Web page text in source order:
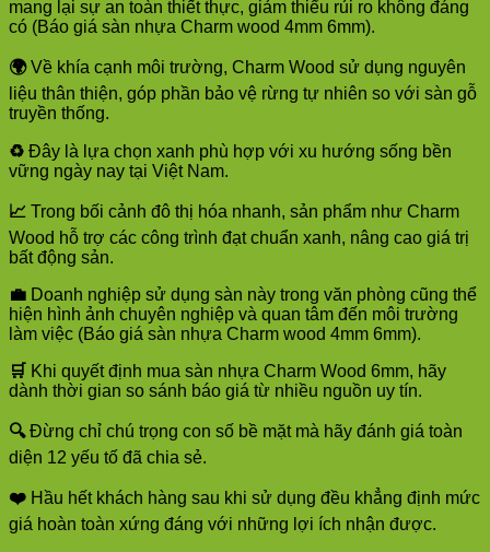
mang lại sự an toàn thiết thực, giảm thiểu rủi ro không đáng
có (Báo giá sàn nhựa Charm wood 4mm 6mm).
🌍Về khía cạnh môi trường, Charm Wood sử dụng nguyên
liệu thân thiện, góp phần bảo vệ rừng tự nhiên so với sàn gỗ
truyền thống.
♻️ Đây là lựa chọn xanh phù hợp với xu hướng sống bền
vững ngày nay tại Việt Nam.
📈 Trong bối cảnh đô thị hóa nhanh, sản phẩm như Charm
Wood hỗ trợ các công trình đạt chuẩn xanh, nâng cao giá trị
bất động sản.
💼 Doanh nghiệp sử dụng sàn này trong văn phòng cũng thể
hiện hình ảnh chuyên nghiệp và quan tâm đến môi trường
làm việc (Báo giá sàn nhựa Charm wood 4mm 6mm).
🛒 Khi quyết định mua sàn nhựa Charm Wood 6mm, hãy
dành thời gian so sánh báo giá từ nhiều nguồn uy tín.
🔍Đừng chỉ chú trọng con số bề mặt mà hãy đánh giá toàn
diện 12 yếu tố đã chia sẻ.
❤️ Hầu hết khách hàng sau khi sử dụng đều khẳng định mức
giá hoàn toàn xứng đáng với những lợi ích nhận được.